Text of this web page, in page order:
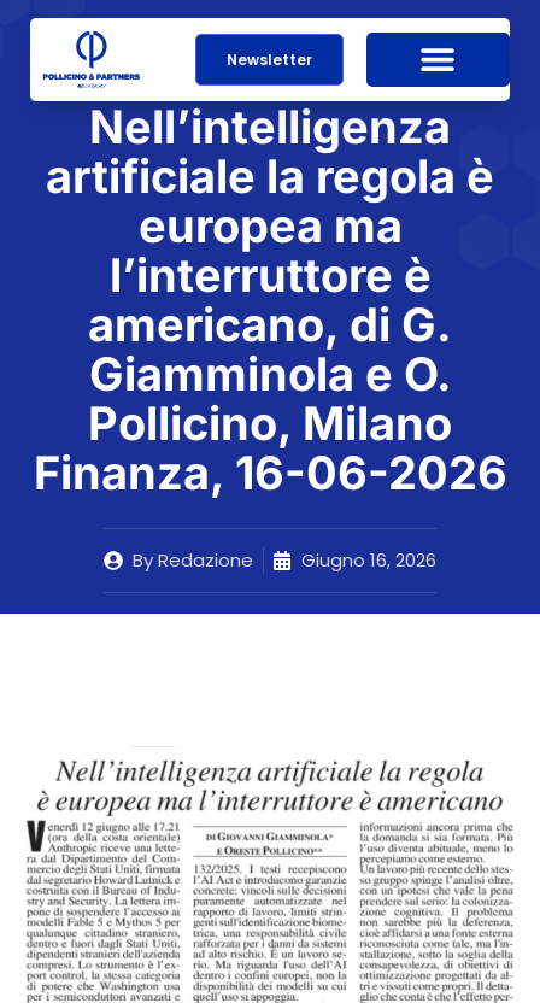
Newsletter
Nell’intelligenza
artificiale la regola è
europea ma
l’interruttore è
americano, di G.
Giamminola e O.
Pollicino, Milano
Finanza, 16-06-2026
ByRedazione Giugno 16, 2026